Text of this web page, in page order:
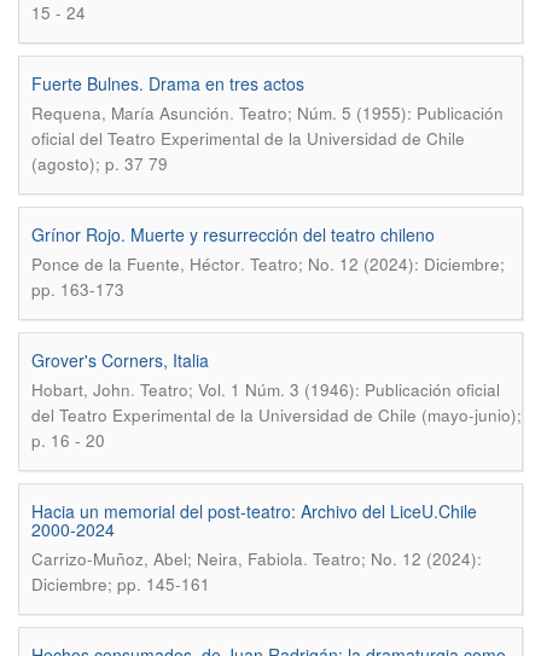
15 - 24
Fuerte Bulnes. Drama en tres actos
Requena, María Asunción. Teatro; Núm. 5 (1955): Publicación
oficial del Teatro Experimental de la Universidad de Chile
(agosto); p. 37 79
Grínor Rojo. Muerte y resurrección del teatro chileno
Ponce de la Fuente, Héctor. Teatro; No. 12 (2024): Diciembre;
pp. 163-173
Grover's Corners, Italia
Hobart, John. Teatro; Vol. 1 Núm. 3 (1946): Publicación oficial
del Teatro Experimental de la Universidad de Chile (mayo-junio);
p. 16 - 20
Hacia un memorial del post-teatro: Archivo del LiceU.Chile
2000-2024
Carrizo-Muñoz, Abel; Neira, Fabiola. Teatro; No. 12 (2024):
Diciembre; pp. 145-161